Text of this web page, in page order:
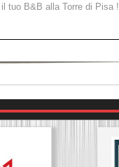
tuo B&B alla Torre di Pisa !